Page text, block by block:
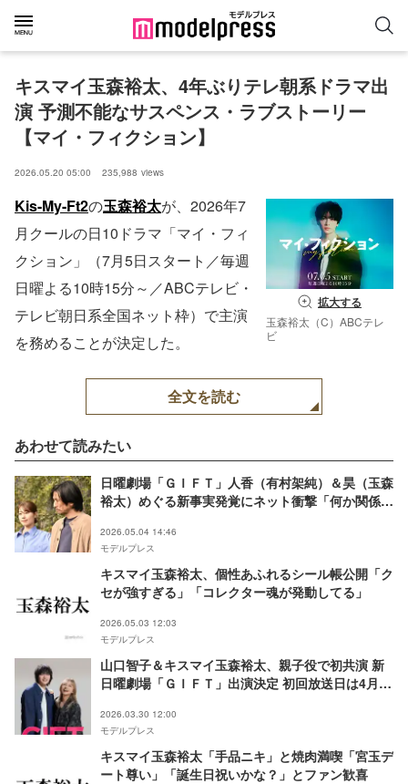
キスマイ玉森裕太、4年ぶりテレ朝系ドラマ出
演 予測不能なサスペンス・ラブストーリー
【マイ・フィクション】
2026.05.20 05:00 235,988 views
拡大する
玉森裕太（C）ABCテレ
ビ
Kis-My-Ft2の玉森裕太が、2026年7
月クールの日10ドラマ「マイ・フィ
クション」（7月5日スタート／毎週
日曜よる10時15分～／ABCテレビ・
テレビ朝日系全国ネット枠）で主演
を務めることが決定した。
全文を読む
あわせて読みたい
日曜劇場「ＧＩＦＴ」人香（有村架純）＆昊（玉森
裕太）めぐる新事実発覚にネット衝撃「何か関係あ
2026.05.04 14:46
モデルプレス
キスマイ玉森裕太、個性あふれるシール帳公開「ク
セが強すぎる」「コレクター魂が発動してる」
2026.05.03 12:03
モデルプレス
山口智子＆キスマイ玉森裕太、親子役で初共演 新
日曜劇場「ＧＩＦＴ」出演決定 初回放送日は4月12
2026.03.30 12:00
モデルプレス
キスマイ玉森裕太「手品ニキ」と焼肉満喫「宮玉デ
ート尊い」「誕生日祝いかな？」とファン歓喜